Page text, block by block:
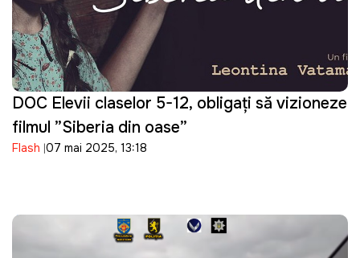
DOC Elevii claselor 5-12, obligați să vizioneze
filmul ”Siberia din oase”
Flash 07 mai 2025, 13:18